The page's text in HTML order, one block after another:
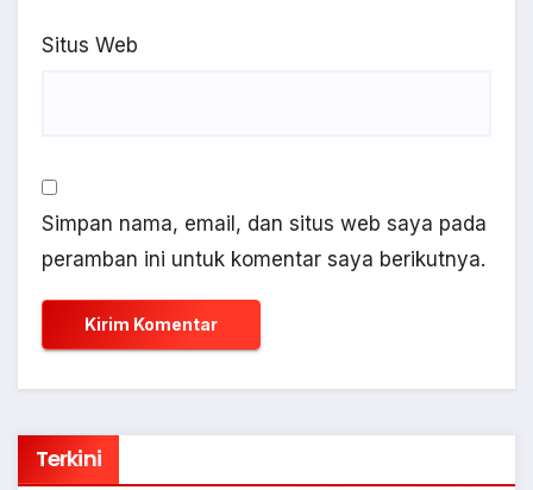
Situs Web
Simpan nama, email, dan situs web saya pada
peramban ini untuk komentar saya berikutnya.
Terkini